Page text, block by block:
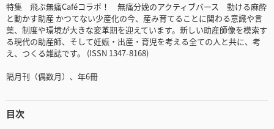
特集 飛ぶ無痛Caféコラボ！ 無痛分娩のアクティブバース 動ける麻酔
と動かす助産 かつてない少産化の今、産み育てることに関わる意識や言
葉、制度や環境が大きな変革期を迎えています。新しい助産師像を模索す
る現代の助産師、そして妊娠・出産・育児を考える全ての人と共に、考
え、つくる雑誌です。 (ISSN 1347-8168)
隔月刊（偶数月）、年6冊
目次